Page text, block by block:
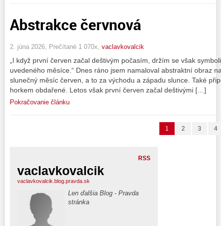
Abstrakce červnová
2. júna 2026, Prečítané 1 070x, vaclavkovalcik
„I když první červen začal deštivým počasím, držím se však
uvedeného měsíce.“ Dnes ráno jsem namaloval abstraktní obraz
slunečný měsíc červen, a to za východu a západu slunce. Také
horkem obdařené. Letos však první červen začal deštivými […]
Pokračovanie článku
1 2 3 4
RSS
vaclavkovalcik
vaclavkovalcik.blog.pravda.sk
Len ďalšia Blog - Pravda
stránka